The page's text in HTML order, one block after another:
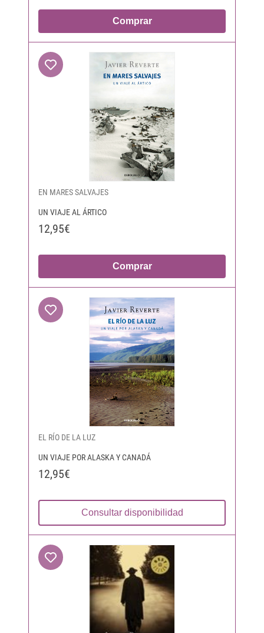
Comprar
EN MARES SALVAJES
UN VIAJE AL ÁRTICO
12,95€
Comprar
EL RÍO DE LA LUZ
UN VIAJE POR ALASKA Y CANADÁ
12,95€
Consultar disponibilidad